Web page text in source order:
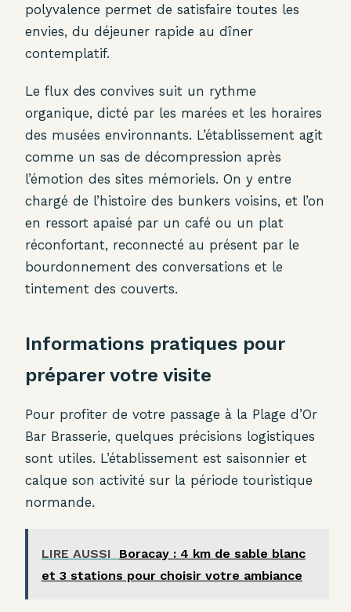
polyvalence permet de satisfaire toutes les
envies, du déjeuner rapide au dîner
contemplatif.
Le flux des convives suit un rythme
organique, dicté par les marées et les horaires
des musées environnants. L’établissement agit
comme un sas de décompression après
l’émotion des sites mémoriels. On y entre
chargé de l’histoire des bunkers voisins, et l’on
en ressort apaisé par un café ou un plat
réconfortant, reconnecté au présent par le
bourdonnement des conversations et le
tintement des couverts.
Informations pratiques pour
préparer votre visite
Pour profiter de votre passage à la Plage d’Or
Bar Brasserie, quelques précisions logistiques
sont utiles. L’établissement est saisonnier et
calque son activité sur la période touristique
normande.
LIRE AUSSI
Boracay : 4 km de sable blanc
et 3 stations pour choisir votre ambiance